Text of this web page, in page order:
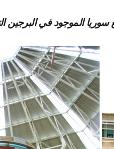
الموجود في البرجين